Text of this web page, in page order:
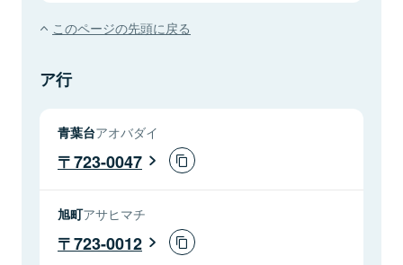
このページの先頭に戻る
ア行
青葉台アオバダイ
723-0047
旭町アサヒマチ
723-0012